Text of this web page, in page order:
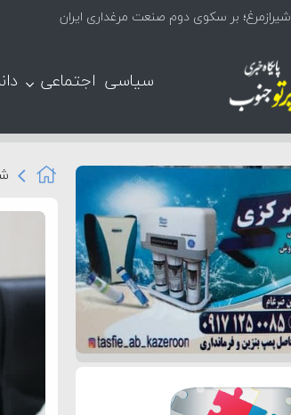
شیرازمرغ؛ بر سکوی دوم صنعت مرغداری ایران
سیاسی اجتماعی